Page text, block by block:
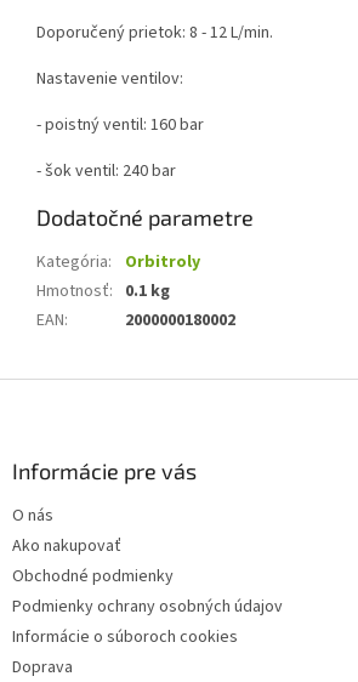
Doporučený prietok: 8 - 12 L/min.
Nastavenie ventilov:
- poistný ventil: 160 bar
- šok ventil: 240 bar
Dodatočné parametre
Kategória:
Orbitroly
Hmotnosť: 0.1 kg
EAN: 2000000180002
Informácie pre vás
O nás
Ako nakupovať
Obchodné podmienky
Podmienky ochrany osobných údajov
Informácie o súboroch cookies
Doprava